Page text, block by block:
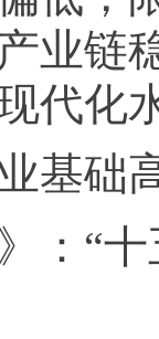
业链
代化
础
： “